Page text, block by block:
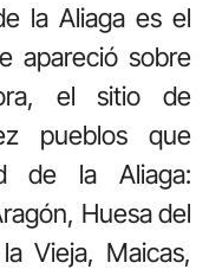
la Aliaga es el
apareció sobre
el sitio de
pueblos que
de la Aliaga:
Huesa del
Vieja, Maicas,